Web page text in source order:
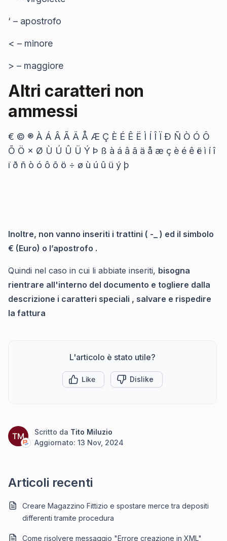
‘ – apostrofo
< – minore
> – maggiore
Altri caratteri non
ammessi
€ © ® À Á Â Ã Ä Å Æ Ç È É Ê Ë Ì Í Î Ï Ð Ñ Ò Ó Ô
Õ Ö × Ø Ù Ú Û Ü Ý Þ ß à á â ã ä å æ ç è é ê ë ì í î
ï ð ñ ò ó ô õ ö ÷ ø ù ú û ü ý þ
Inoltre, non vanno inseriti i trattini ( -_ ) ed il simbolo
€ (Euro) o l’apostrofo .
Quindi nel caso in cui li abbiate inseriti, bisogna
rientrare all'interno del documento e togliere dalla
descrizione i caratteri speciali , salvare e rispedire
la fattura
L'articolo è stato utile?
Like Dislike
TM Scritto da Tito Miluzio
Aggiornato: 13 Nov, 2024
Articoli recenti
Creare Magazzino Fittizio e spostare merce tra depositi
differenti tramite procedura
Come risolvere messaggio "Errore creazione in XML"